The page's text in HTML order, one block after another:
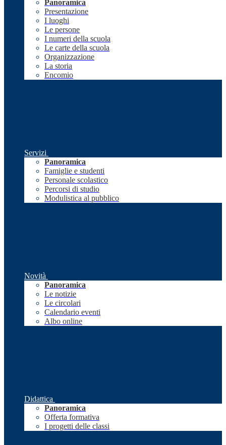
Panoramica
Presentazione
I luoghi
Le persone
I numeri della scuola
Le carte della scuola
Organizzazione
La storia
Encomio
Servizi
Panoramica
Famiglie e studenti
Personale scolastico
Percorsi di studio
Modulistica al pubblico
Novità
Panoramica
Le notizie
Le circolari
Calendario eventi
Albo online
Didattica
Panoramica
Offerta formativa
I progetti delle classi